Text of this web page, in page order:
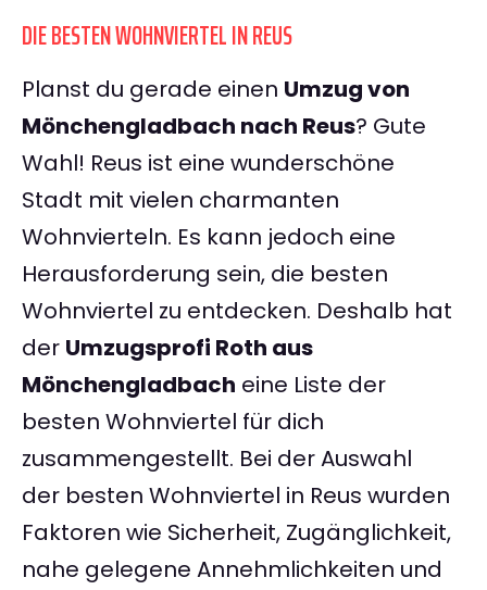
DIE BESTEN WOHNVIERTEL IN REUS
Planst du gerade einen Umzug von
Mönchengladbach nach Reus? Gute
Wahl! Reus ist eine wunderschöne
Stadt mit vielen charmanten
Wohnvierteln. Es kann jedoch eine
Herausforderung sein, die besten
Wohnviertel zu entdecken. Deshalb hat
der Umzugsprofi Roth aus
Mönchengladbach eine Liste der
besten Wohnviertel für dich
zusammengestellt. Bei der Auswahl
der besten Wohnviertel in Reus wurden
Faktoren wie Sicherheit, Zugänglichkeit,
nahe gelegene Annehmlichkeiten und